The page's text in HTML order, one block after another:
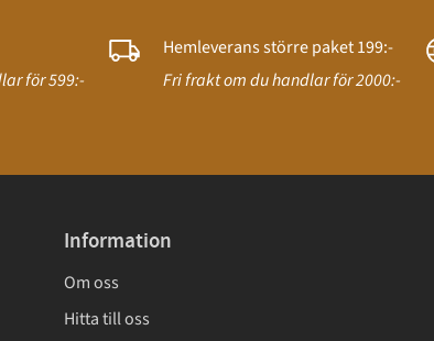
för 599:-
Hemleverans större paket 199:-
Fri frakt om du handlar för 2000:-
Information
Om oss
Hitta till oss